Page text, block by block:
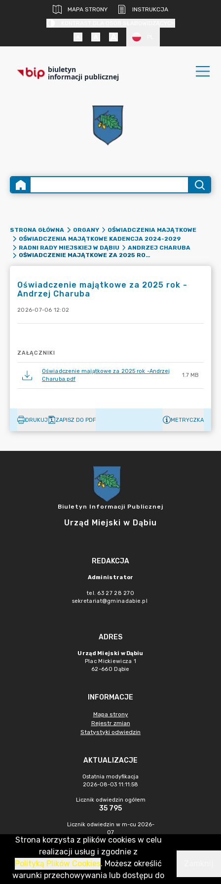
MAPA STRONY
INSTRUKCJA
biuletyn
informacji publicznej
STRONA GŁÓWNA ORGANY
OŚWIADCZENIA MAJĄTKOWE
OŚWIADCZENIA MAJĄTKOWE KADENCJA 2024-2029
RADNI RADY MIEJSKIEJ W DĄBIU
ANDRZEJ CHARUBA
OŚWIADCZENIE MAJĄTKOWE ZA 2025 ROK -ANDRZEJ CHARUBA
Oświadczenie majątkowe za 2025 rok -
Andrzej Charuba
2026-07-06 12:02
ZAŁĄCZNIKI
Oświadczenie majątkowe za 2025 rok -Andrzej
Charuba.pdf
1.7 MB
DRUKUJ ZAPISZ DO PDF METRYCZKA
Biuletyn Informacji Publicznej
Urząd Miejski w Dąbiu
REDAKCJA
Administrator
tel. 63 27 28 270
sekretariat@gminadabie.pl
ADRES
Urząd Miejski w Dąbiu
Plac Mickiewicza 1
62-660 Dąbie
INFORMACJE
Mapa strony
Rejestr zmian
Statystyki odwiedzin
AKTUALIZACJE
Ostatnia modyfikacja
2026-08-03 11:11:58
Licznik odwiedzin ogółem
35 795
Licznik odwiedzin w m-cu 2026-
07
454
CMS & Hosting: Nefeni Sp. z o.o.
Strona korzysta z plików cookies w celu
realizacji usług i zgodnie z
Polityką Plików Cookies. Możesz określić
warunki przechowywania lub dostępu do